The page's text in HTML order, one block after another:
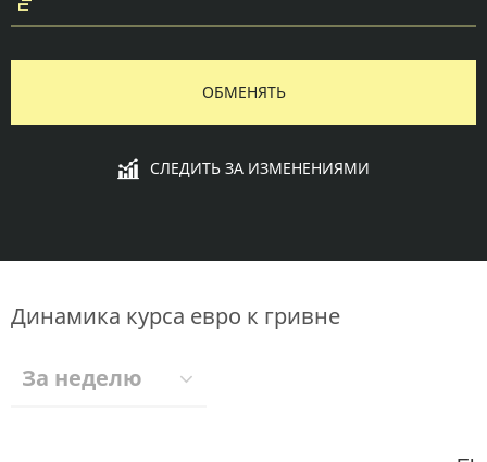
ОБМЕНЯТЬ
СЛЕДИТЬ ЗА ИЗМЕНЕНИЯМИ
Динамика курса евро к гривне
За неделю